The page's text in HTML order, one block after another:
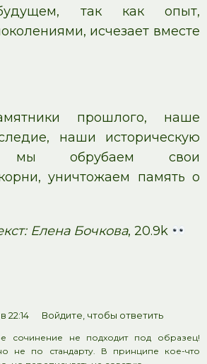
так как опыт,
исчезает вместе
прошлого, наше
наши историческую
мы обрубаем свои
уничтожаем память о
Елена Бочкова, 20.9k
22:14
Войдите, чтобы ответить
сочинение не подходит под образец!
не по стандарту. В принципе кое-что